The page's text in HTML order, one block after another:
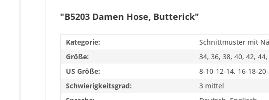
"B5203 Damen Hose, Butterick"
Kategorie:
Schnittmuster mit
Größe:
34, 36, 38, 40, 42,
US Größe:
8-10-12-14, 16-18-
Schwierigkeitsgrad:
3 mittel